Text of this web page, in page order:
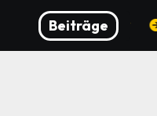
Inhalten
springen
Beiträge
Cabos Municipality